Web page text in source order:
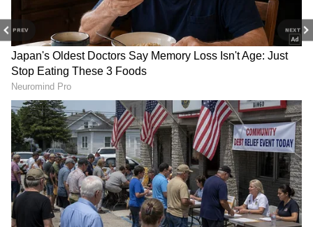
PREV NEXT
Secret Affairs: సీక్రెట్‌ ఎఫైర్లు పెట్టుకుంటున్న
భార్యభర్తలు మనదేశంలో ఏ సిటీలో అధికంగా ఉన్నారో
తెలుసా?
Aeroplane: ఆకాశంలో వెళుతున్న విమానంపై
అకస్మాత్తుగా పిడుగు పడితే ఏం జరుగుతుంది?